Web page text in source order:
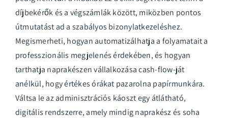
díjbekérők és a végszámlák között, miközben pontos
útmutatást ad a szabályos bizonylatkezeléshez.
Megismerheti, hogyan automatizálhatja a folyamatait a
professzionális megjelenés érdekében, és hogyan
tarthatja naprakészen vállalkozása cash-flow-ját
anélkül, hogy értékes órákat pazarolna papírmunkára.
Váltsa le az adminisztrációs káoszt egy átlátható,
digitális rendszerre, amely mindig naprakész és soha